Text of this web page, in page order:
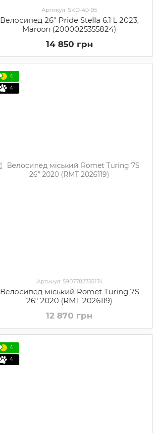
Артикул: SKD-40-95
Велосипед 26" Pride Stella 6.1 L 2023,
Maroon (2000025355824)
14 850 грн
4
4
Артикул: 5907782738174
Велосипед міський Romet Turing 7S
26" 2020 (RMT 2026119)
12 870 грн
4
4